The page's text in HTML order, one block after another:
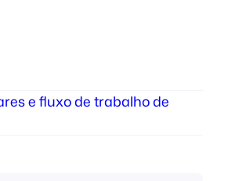
e fluxo de trabalho de